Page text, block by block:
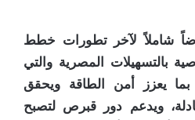
شاملاً لآخر تطورات خطط
بالتسهيلات المصرية والتي
يعزز أمن الطاقة ويحقق
ويدعم دور قبرص لتصبح